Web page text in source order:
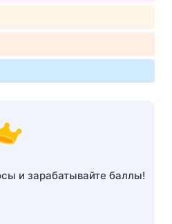
и зарабатывайте баллы!